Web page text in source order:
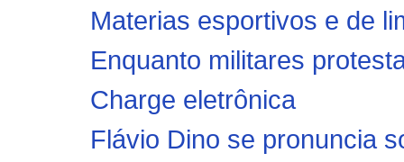
Materias esportivos e de
Enquanto militares
Charge eletrônica
Flávio Dino se pronuncia